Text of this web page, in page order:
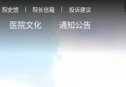
院史馆 院长信箱 投诉建议
医院文化 通知公告